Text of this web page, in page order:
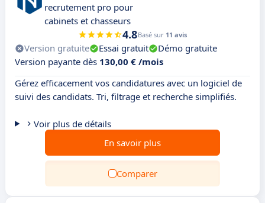
recrutement pro pour
cabinets et chasseurs
4.8Basé sur 11 avis
Version gratuite Essai gratuit
Démo gratuite
Version payante dès 130,00 € /mois
Gérez efficacement vos candidatures avec un logiciel de
suivi des candidats. Tri, filtrage et recherche simplifiés.
Voir plus de détails
En savoir plus
Comparer